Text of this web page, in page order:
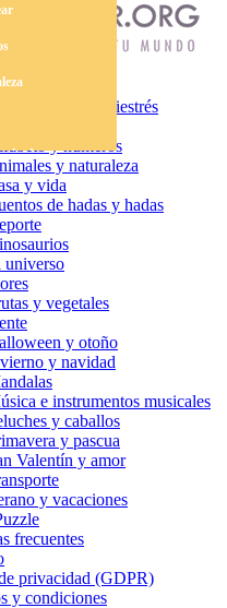
hadas
musicales
para colorear antiestrés
colorear
y números
y naturaleza
y vida
de hadas y hadas
universo
y vegetales
y otoño
y navidad
e instrumentos musicales
y caballos
y pascua
Valentín y amor
y vacaciones
frecuentes
privacidad (GDPR)
y condiciones